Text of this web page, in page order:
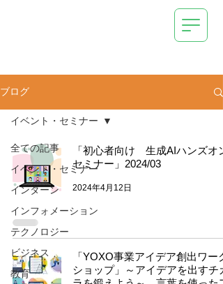
ブログ
全ての記事
イベント・セミナー
インターン
インフォメーション
テクノロジー
ビジネス
教育
イベント・セミナー
「初心者向け 生成AIハンズオン
セミナー」2024/03
2024年4月12日
「YOXO事業アイデア創出ワーク
ショップ」～アイデアを出すチカ